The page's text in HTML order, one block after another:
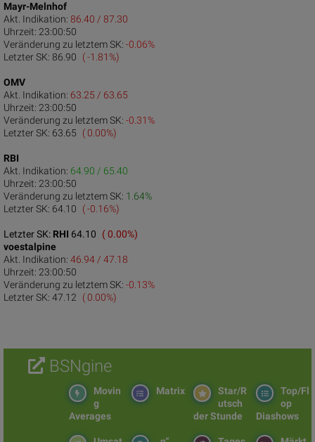
Mayr-Melnhof
Akt. Indikation: 86.40 / 87.30
Uhrzeit: 23:00:50
Veränderung zu letztem SK: -0.06%
Letzter SK: 86.90 ( -1.81%)
OMV
Akt. Indikation: 63.25 / 63.65
Uhrzeit: 23:00:50
Veränderung zu letztem SK: -0.31%
Letzter SK: 63.65 ( 0.00%)
RBI
Akt. Indikation: 64.90 / 65.40
Uhrzeit: 23:00:50
Veränderung zu letztem SK: 1.64%
Letzter SK: 64.10 ( -0.16%)
RHI
Letzter SK: 64.10
( 0.00%)
voestalpine
Akt. Indikation: 46.94 / 47.18
Uhrzeit: 23:00:50
Veränderung zu letztem SK: -0.13%
Letzter SK: 47.12 ( 0.00%)
BSNgine
Top/Fl
op
Diashows
Star/R
utsch
der Stunde
Matrix
Movin
g
Averages